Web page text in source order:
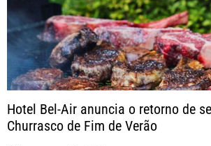
Hotel Bel-Air anuncia o retorno de
Churrasco de Fim de Verão